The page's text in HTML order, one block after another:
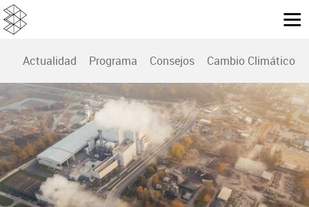
Actualidad Programa Consejos Cambio Climático